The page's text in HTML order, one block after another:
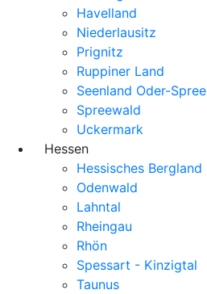
Havelland
Niederlausitz
Prignitz
Ruppiner Land
Seenland Oder-Spree
Spreewald
Uckermark
Hessen
Hessisches Bergland
Odenwald
Lahntal
Rheingau
Rhön
Spessart - Kinzigtal
Taunus